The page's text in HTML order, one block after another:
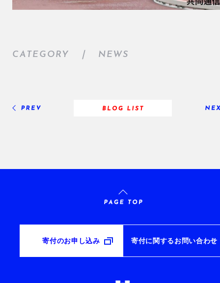
CATEGORY ｜ NEWS
寄付のお申し込み 寄付に関するお問い合わせ